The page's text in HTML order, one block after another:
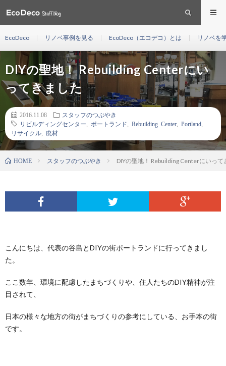
EcoDeco リノベ事例を見る EcoDeco（エコデコ）とは リノベを
DIYの聖地！ Rebuilding Centerにい
ってきました
2016.11.08
スタッフのつぶやき
リビルディングセンター
ポートランド Rebuilding Center Portland
リサイクル
廃材
HOME スタッフのつぶやき DIYの聖地！ Rebuilding Centerにいって
こんにちは、代表の谷島とDIYの街ポートランドに行ってきまし
た。
ここ数年、環境に配慮したまちづくりや、住人たちのDIY精神が注
目されて、
日本の様々な地方の街がまちづくりの参考にしている、お手本の街
です。